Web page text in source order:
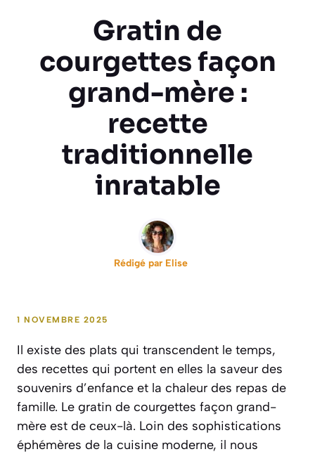
Gratin de
courgettes façon
grand-mère :
recette
traditionnelle
inratable
Rédigé par Elise
1 NOVEMBRE 2025
Il existe des plats qui transcendent le temps,
des recettes qui portent en elles la saveur des
souvenirs d’enfance et la chaleur des repas de
famille. Le gratin de courgettes façon grand-
mère est de ceux-là. Loin des sophistications
éphémères de la cuisine moderne, il nous